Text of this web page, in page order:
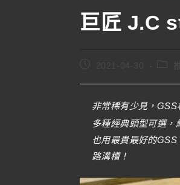
巨匠 J.C
2021-04-30
非常稀有少見，
多種經典頭型可選
也用最貴最好的
路溝槽！